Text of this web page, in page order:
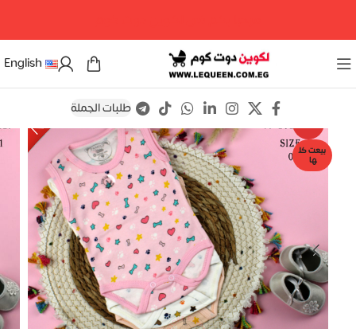
English
طلبات الجملة
بيعت كل
ها